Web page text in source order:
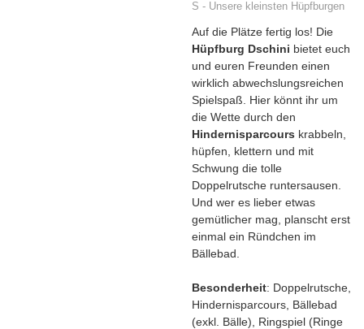
S - Unsere kleinsten Hüpfburgen
Auf die Plätze fertig los! Die
Hüpfburg Dschini bietet euch
und euren Freunden einen
wirklich abwechslungsreichen
Spielspaß. Hier könnt ihr um
die Wette durch den
Hindernisparcours krabbeln,
hüpfen, klettern und mit
Schwung die tolle
Doppelrutsche runtersausen.
Und wer es lieber etwas
gemütlicher mag, planscht erst
einmal ein Ründchen im
Bällebad.
Besonderheit: Doppelrutsche,
Hindernisparcours, Bällebad
(exkl. Bälle), Ringspiel (Ringe